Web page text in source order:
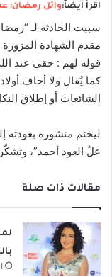
اقرأ أيضاً:وائل رمضان:
سببت الحادثة لـ
مقدم الشهادة
قوله لهم : حقي عند
كما يُقال ولا أخاف
الشائعات أو إطلاق
ليختم منشوره بعودته
علّ العود أحمد”،
مقالات ذات صلة